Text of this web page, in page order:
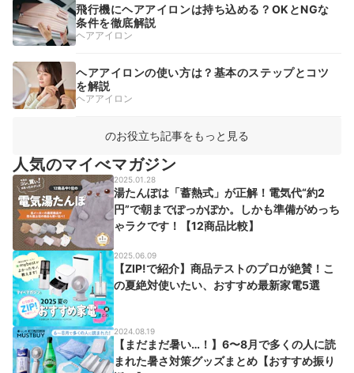
飛行機にヘアアイロンは持ち込める？OKとNGな
条件を徹底解説
ヘアアイロン
ヘアアイロンの使い方は？基本のステップとコツ
を解説
ヘアアイロン
のお役立ち記事をもっと見る
人気のマイべマガジン
2025.01.28
湯たんぽは「蓄熱式」が正解！電気代“約2
円”で朝までぽっかぽか。しかも準備がめっち
ゃラクです！【12商品比較】
2025.06.09
【ZIP!で紹介】商品テストのプロが絶賛！こ
の夏絶対使いたい、おすすめ最新家電5選
2024.08.19
【まだまだ暑い…！】6〜8月で多くの人に読
まれた暑さ対策グッズまとめ【おすすめ振り